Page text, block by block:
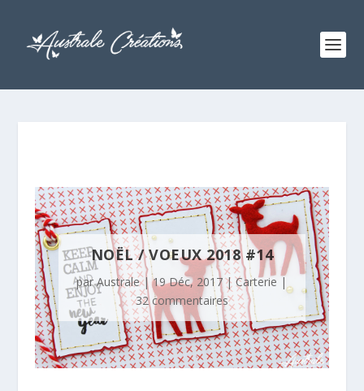
NOËL / VOEUX 2018 #14
parAustrale|19 Déc, 2017|Carterie |
32 commentaires